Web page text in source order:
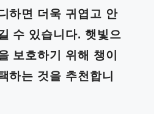
하면 더욱 귀엽고 안
수 있습니다. 햇빛으
보호하기 위해 챙이
하는 것을 추천합니